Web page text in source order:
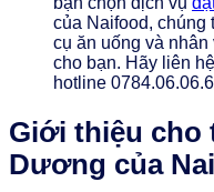
của Naifood, chúng
cụ ăn uống và
cho bạn. Hãy liên
hotline
Giới thiệu cho
Dương của